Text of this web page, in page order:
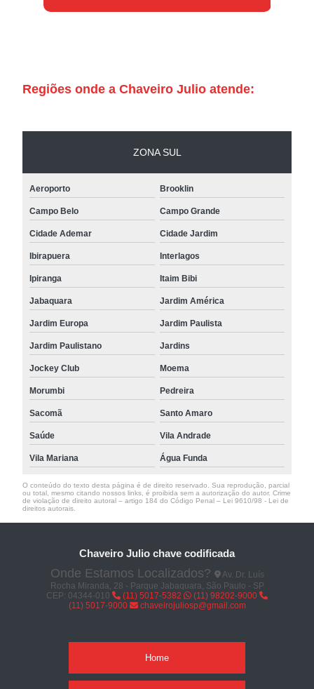
Regiões onde a Chaveiro Julio atende:
ZONA SUL
Aeroporto Brooklin
Campo Belo Campo Grande
Cidade Ademar Cidade Jardim
Ibirapuera Interlagos
Ipiranga Itaim Bibi
Jabaquara Jardim América
Jardim Europa Jardim Paulista
Jardim Paulistano Jardins
Jockey Club Moema
Morumbi Pedreira
Sacomã Santo Amaro
Saúde Vila Andrade
Vila Mariana Água Funda
O conteúdo do texto desta página é de direito reservado. Sua reprodução, parcial
ou total, mesmo citando nossos links, é proibida sem a autorização do autor. Crime
de violação de direito autoral – artigo 184 do Código Penal – Lei 9610/98 - Lei de
direitos autorais
Chaveiro Julio chave codificada
Onde Estamos Localizados?
Av. Dr. Luís
Rocha Miranda, 28 - Parque Jabaquara, São Paulo - SP
CEP: 04344-010
(11) 5017-5382
(11) 98202-9000
(11) 5017-9000
chaveirojuliosp@gmail.com
Home